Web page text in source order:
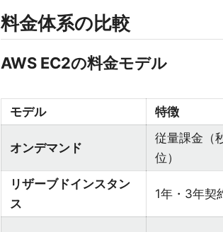
料金体系の比較
AWS EC2の料金モデル
モデル 特徴
オンデマンド
従量課金（
位）
リザーブドインスタン
ス
1年・3年契